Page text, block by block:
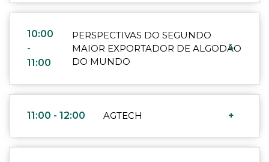
10:00
-
11:00
PERSPECTIVAS DO SEGUNDO
MAIOR EXPORTADOR DE ALGODÃO
DO MUNDO
+
11:00 - 12:00 AGTECH +